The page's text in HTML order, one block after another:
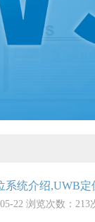
系统介绍,UWB定
22 浏览次数： 213